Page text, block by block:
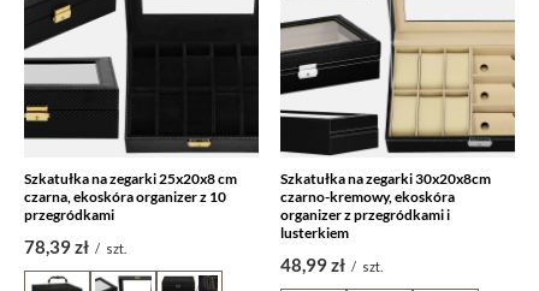
Szkatułka na zegarki 25x20x8 cm
czarna, ekoskóra organizer z 10
przegródkami
78,39 zł / szt.
Szkatułka na zegarki 30x20x8cm
czarno-kremowy, ekoskóra
organizer z przegródkami i
lusterkiem
48,99 zł / szt.